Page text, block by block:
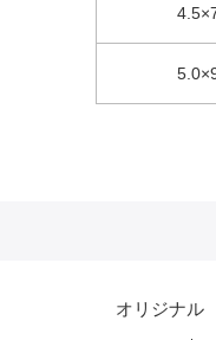
オリジナル